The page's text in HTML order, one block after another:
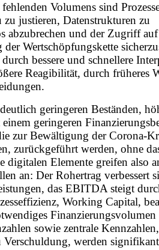
Volumens sind
justieren, Datenstrukturen zu
abzubrechen und der Zugriff
Wertschöpfungskette
bessere und schnellere
Reagibilität, durch früheres
geringeren Beständen,
geringeren
zur Bewältigung der Corona-
zurückgeführt werden, ohne
digitalen Elemente greifen also
an: Der Rohertrag verbessert
das EBITDA steigt
Working Capital,
Finanzierungsvolumen
sowie zentrale
werden signifikant